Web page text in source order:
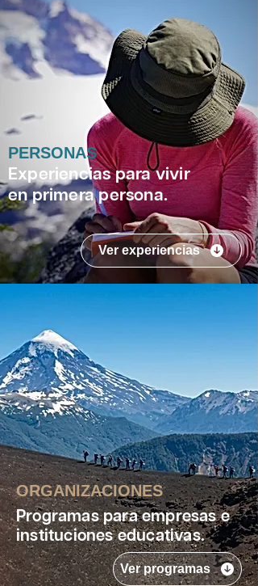
PERSONAS
Experiencias para vivir
en primera persona.
Ver experiencias
ORGANIZACIONES
Programas para empresas e
instituciones educativas.
Ver programas